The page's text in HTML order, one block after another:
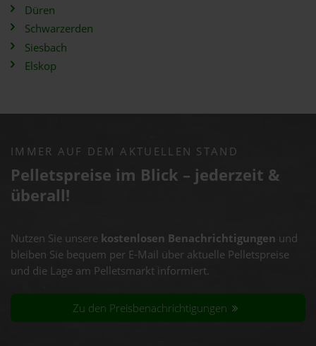
Düren
Schwarzerden
Siesbach
Elskop
IMMER AUF DEM AKTUELLEN STAND
Pelletspreise im Blick – jederzeit &
überall!
Nutzen Sie unsere kostenlosen Benachrichtigungen und
bleiben Sie bequem per E-Mail über aktuelle Pelletspreise
und die Lage am Pelletsmarkt informiert.
Zu den Preisbenachrichtigungen